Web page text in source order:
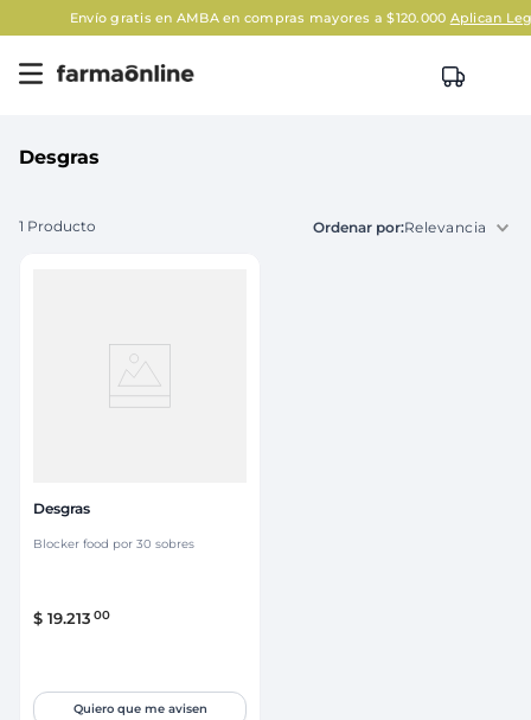
Envío gratis en AMBA en compras mayores a $120.000Aplican
Desgras
1 Producto Relevancia
Desgras
Blocker food por 30 sobres
$ 19.213 00
Quiero que me avisen